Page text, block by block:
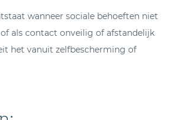
wanneer sociale behoeften niet
als contact onveilig of afstandelijk
het vanuit zelfbescherming of